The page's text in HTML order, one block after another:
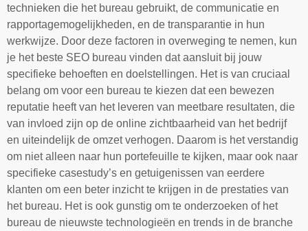
technieken die het bureau gebruikt, de communicatie en
rapportagemogelijkheden, en de transparantie in hun
werkwijze. Door deze factoren in overweging te nemen, kun
je het beste SEO bureau vinden dat aansluit bij jouw
specifieke behoeften en doelstellingen. Het is van cruciaal
belang om voor een bureau te kiezen dat een bewezen
reputatie heeft van het leveren van meetbare resultaten, die
van invloed zijn op de online zichtbaarheid van het bedrijf
en uiteindelijk de omzet verhogen. Daarom is het verstandig
om niet alleen naar hun portefeuille te kijken, maar ook naar
specifieke casestudy’s en getuigenissen van eerdere
klanten om een beter inzicht te krijgen in de prestaties van
het bureau. Het is ook gunstig om te onderzoeken of het
bureau de nieuwste technologieën en trends in de branche